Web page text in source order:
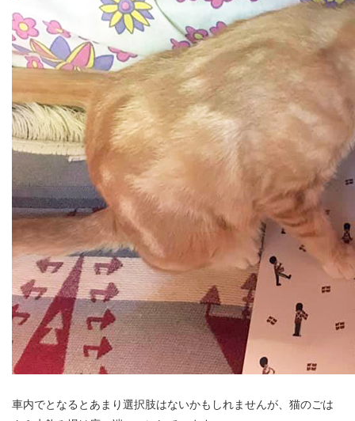
車内でとなるとあまり選択肢はないかもしれませんが、猫のごは